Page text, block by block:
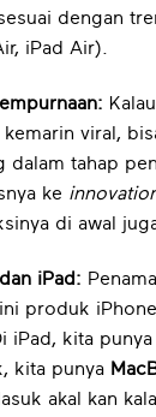
dengan
iPad Air).
viral,
dalam tahap
ke
di awal
iPad:
produk
iPad, kita punya
kita punya
akal kan